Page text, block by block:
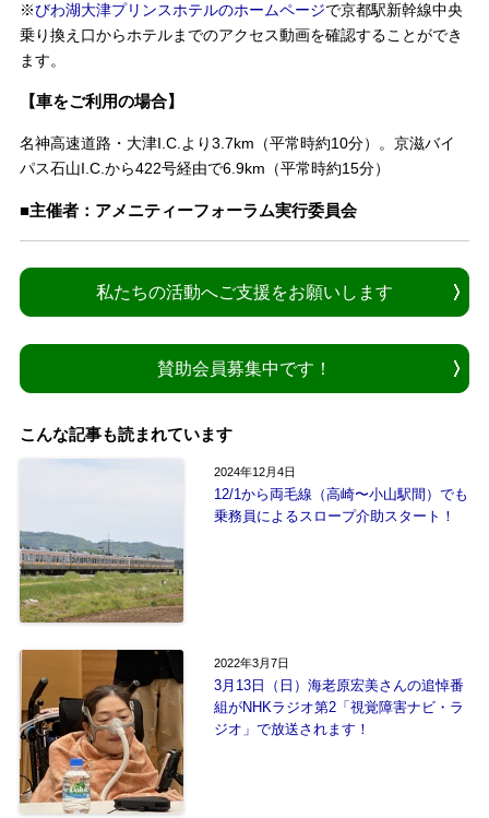
※びわ湖大津プリンスホテルのホームページで京都駅新幹線中央
乗り換え口からホテルまでのアクセス動画を確認することができ
ます。
【車をご利用の場合】
名神高速道路・大津I.C.より3.7km（平常時約10分）。京滋バイ
パス石山I.C.から422号経由で6.9km（平常時約15分）
■主催者：アメニティーフォーラム実行委員会
私たちの活動へご支援をお願いします
賛助会員募集中です！
こんな記事も読まれています
2024年12月4日
12/1から両毛線（高崎〜小山駅間）でも
乗務員によるスロープ介助スタート！
2022年3月7日
3月13日（日）海老原宏美さんの追悼番
組がNHKラジオ第2「視覚障害ナビ・ラ
ジオ」で放送されます！